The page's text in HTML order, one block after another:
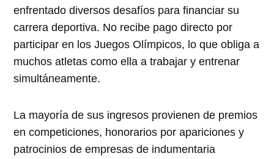
enfrentado diversos desafíos para financiar su
carrera deportiva. No recibe pago directo por
participar en los Juegos Olímpicos, lo que obliga a
muchos atletas como ella a trabajar y entrenar
simultáneamente.
La mayoría de sus ingresos provienen de premios
en competiciones, honorarios por apariciones y
patrocinios de empresas de indumentaria